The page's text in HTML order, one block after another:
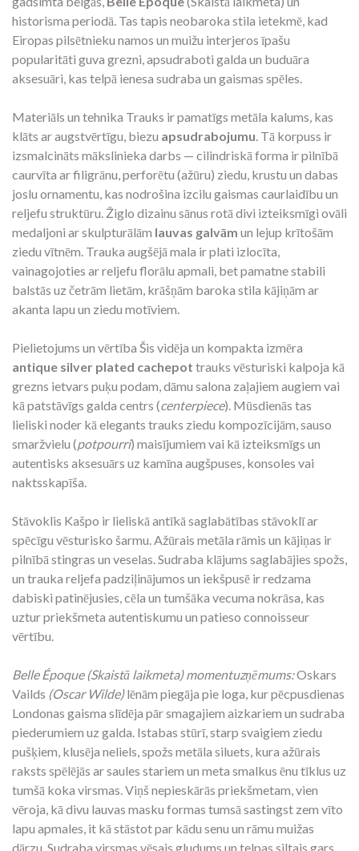
historisma periodā. Tas tapis neobaroka stila ietekmē, kad
Eiropas pilsētnieku namos un muižu interjeros īpašu
popularitāti guva grezni, apsudraboti galda un buduāra
aksesuāri, kas telpā ienesa sudraba un gaismas spēles.
Materiāls un tehnika Trauks ir pamatīgs metāla kalums, kas
klāts ar augstvērtīgu, biezu apsudrabojumu. Tā korpuss ir
izsmalcināts mākslinieka darbs — cilindriskā forma ir pilnībā
caurvīta ar filigrānu, perforētu (ažūru) ziedu, krustu un dabas
joslu ornamentu, kas nodrošina izcilu gaismas caurlaidību un
reljefu struktūru. Žiglo dizainu sānus rotā divi izteiksmīgi ovāli
medaljoni ar skulpturālām lauvas galvām un lejup krītošām
ziedu vītnēm. Trauka augšējā mala ir plati izlocīta,
vainagojoties ar reljefu florālu apmali, bet pamatne stabili
balstās uz četrām lietām, krāšņām baroka stila kājiņām ar
akanta lapu un ziedu motīviem.
Pielietojums un vērtība Šis vidēja un kompakta izmēra
antique silver plated cachepot trauks vēsturiski kalpoja kā
grezns ietvars puķu podam, dāmu salona zaļajiem augiem vai
kā patstāvīgs galda centrs (centerpiece). Mūsdienās tas
lieliski noder kā elegants trauks ziedu kompozīcijām, sauso
smaržvielu (potpourri) maisījumiem vai kā izteiksmīgs un
autentisks aksesuārs uz kamīna augšpuses, konsoles vai
naktsskapīša.
Stāvoklis Kašpo ir lieliskā antīkā saglabātības stāvoklī ar
spēcīgu vēsturisko šarmu. Ažūrais metāla rāmis un kājiņas ir
pilnībā stingras un veselas. Sudraba klājums saglabājies spožs,
un trauka reljefa padziļinājumos un iekšpusē ir redzama
dabiski patinējusies, cēla un tumšāka vecuma nokrāsa, kas
uztur priekšmeta autentiskumu un patieso connoisseur
vērtību.
Belle Époque (Skaistā laikmeta) momentuzņēmums:Oskars
Vailds (Oscar Wilde)lēnām piegāja pie loga, kur pēcpusdienas
Londonas gaisma slīdēja pār smagajiem aizkariem un sudraba
piederumiem uz galda. Istabas stūrī, starp svaigiem ziedu
pušķiem, klusēja neliels, spožs metāla siluets, kura ažūrais
raksts spēlējās ar saules stariem un meta smalkus ēnu tīklus uz
tumšā koka virsmas. Viņš nepieskārās priekšmetam, vien
vēroja, kā divu lauvas masku formas tumsā sastingst zem vīto
lapu apmales, it kā stāstot par kādu senu un rāmu muižas
dārzu. Sudraba virsmas vēsais gludums un telpas siltais gars